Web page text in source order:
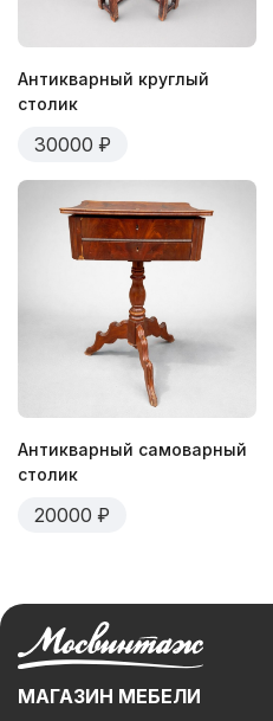
Антикварный круглый
столик
30000
Антикварный самоварный
столик
20000
МАГАЗИН МЕБЕЛИ